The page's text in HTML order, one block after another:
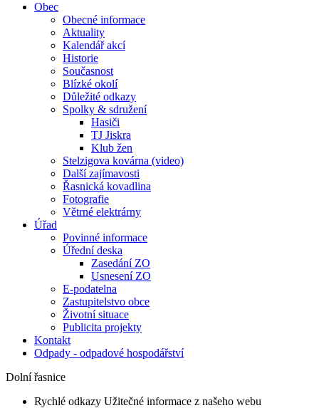
Obec
Obecné informace
Aktuality
Kalendář akcí
Historie
Současnost
Blízké okolí
Důležité odkazy
Spolky & sdružení
Hasiči
TJ Jiskra
Klub žen
Stelzigova kovárna (video)
Další zajímavosti
Řasnická kovadlina
Fotografie
Větrné elektrárny
Úřad
Povinné informace
Úřední deska
Zasedání ZO
Usnesení ZO
E-podatelna
Zastupitelstvo obce
Životní situace
Publicita projekty
Kontakt
Odpady - odpadové hospodářství
Dolní řasnice
Rychlé odkazy Užitečné informace z našeho webu